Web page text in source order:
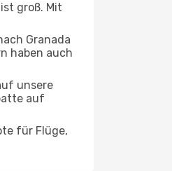
groß. Mit
Granada
haben auch
unsere
auf
für Flüge,